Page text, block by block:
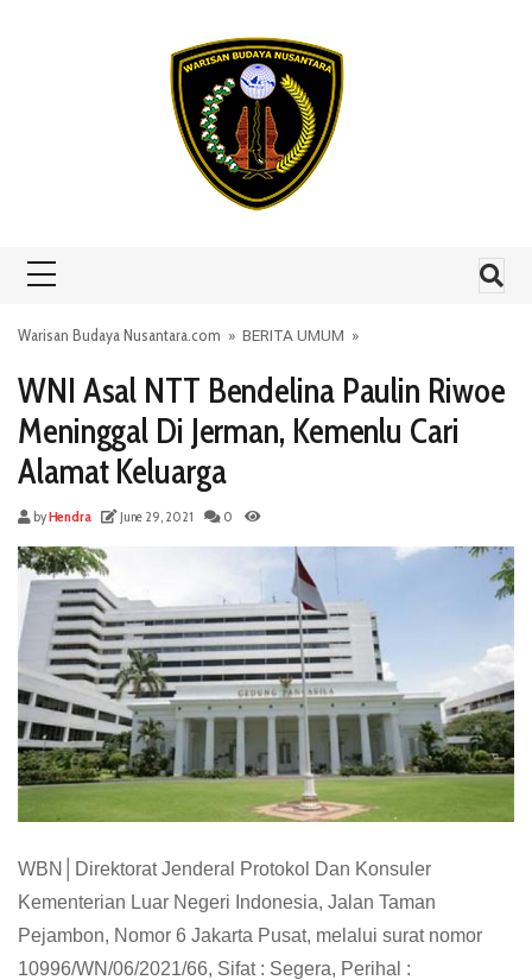
Warisan Budaya Nusantara.com » BERITA UMUM »
WNI Asal NTT Bendelina Paulin Riwoe
Meninggal Di Jerman, Kemenlu Cari
Alamat Keluarga
byHendra June 29, 2021 0
WBN│Direktorat Jenderal Protokol Dan Konsuler
Kementerian Luar Negeri Indonesia, Jalan Taman
Pejambon, Nomor 6 Jakarta Pusat, melalui surat nomor
10996/WN/06/2021/66, Sifat : Segera, Perihal :